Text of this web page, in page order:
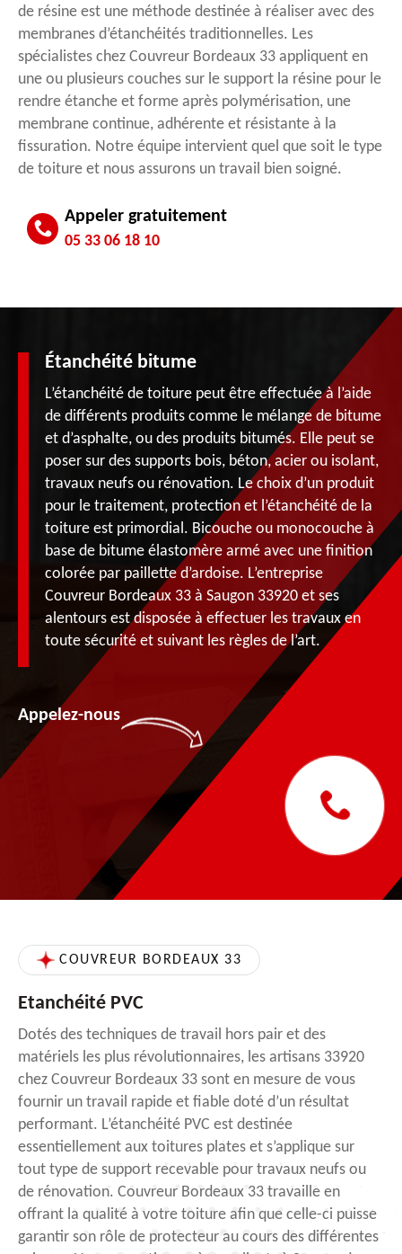
de résine est une méthode destinée à réaliser avec des
membranes d’étanchéités traditionnelles. Les
spécialistes chez Couvreur Bordeaux 33 appliquent en
une ou plusieurs couches sur le support la résine pour le
rendre étanche et forme après polymérisation, une
membrane continue, adhérente et résistante à la
fissuration. Notre équipe intervient quel que soit le type
de toiture et nous assurons un travail bien soigné.
Appeler gratuitement
05 33 06 18 10
Étanchéité bitume
L’étanchéité de toiture peut être effectuée à l’aide
de différents produits comme le mélange de bitume
et d’asphalte, ou des produits bitumés. Elle peut se
poser sur des supports bois, béton, acier ou isolant,
travaux neufs ou rénovation. Le choix d’un produit
pour le traitement, protection et l’étanchéité de la
toiture est primordial. Bicouche ou monocouche à
base de bitume élastomère armé avec une finition
colorée par paillette d’ardoise. L’entreprise
Couvreur Bordeaux 33 à Saugon 33920 et ses
alentours est disposée à effectuer les travaux en
toute sécurité et suivant les règles de l’art.
Appelez-nous
COUVREUR BORDEAUX 33
Etanchéité PVC
Dotés des techniques de travail hors pair et des
matériels les plus révolutionnaires, les artisans 33920
chez Couvreur Bordeaux 33 sont en mesure de vous
fournir un travail rapide et fiable doté d’un résultat
performant. L’étanchéité PVC est destinée
essentiellement aux toitures plates et s’applique sur
tout type de support recevable pour travaux neufs ou
de rénovation. Couvreur Bordeaux 33 travaille en
offrant la qualité à votre toiture afin que celle-ci puisse
garantir son rôle de protecteur au cours des différentes